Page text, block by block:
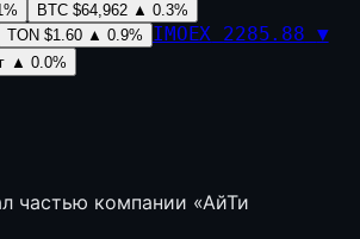
% BTC $64,962 ▲ 0.3%
TON $1.60 ▲ 0.9% IMOEX 2285.88 ▼
▲ 0.0%
частью компании «АйТи